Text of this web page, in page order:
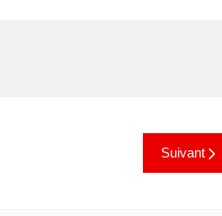
Suivant